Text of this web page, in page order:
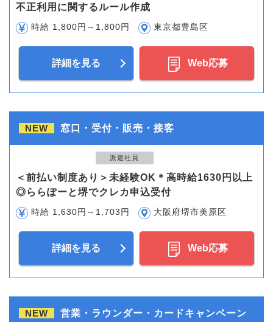
不正利用に関するルール作成
時給 1,800円～1,800円 東京都豊島区
詳細を見る Web応募
NEW 窓口・受付・販売・接客
派遣社員
＜前払い制度あり＞未経験OK＊高時給1630円以上
◎ららぽーと堺でクレカ申込受付
時給 1,630円～1,703円 大阪府堺市美原区
詳細を見る Web応募
NEW
営業・ラウンダー・カードキャンペーン